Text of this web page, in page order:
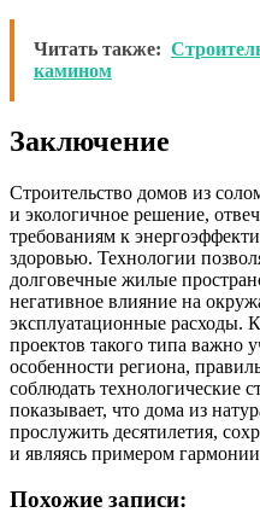
Читать также:
камином
Заключение
Строительство домов из
и экологичное решение,
требованиям к
здоровью. Технологии
долговечные жилые
негативное влияние на
эксплуатационные расходы.
проектов такого типа важно
особенности региона,
соблюдать технологические
показывает, что дома из
прослужить десятилетия,
и являясь примером
Похожие записи: